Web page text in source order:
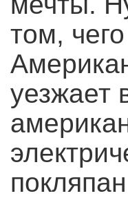
том,
уезжает